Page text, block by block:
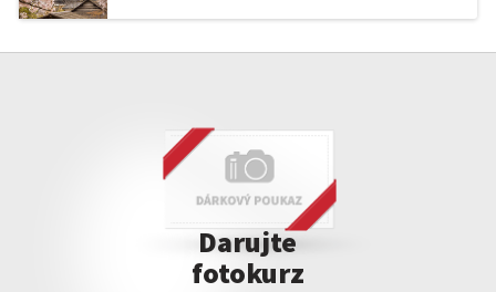
Darujte
fotokurz